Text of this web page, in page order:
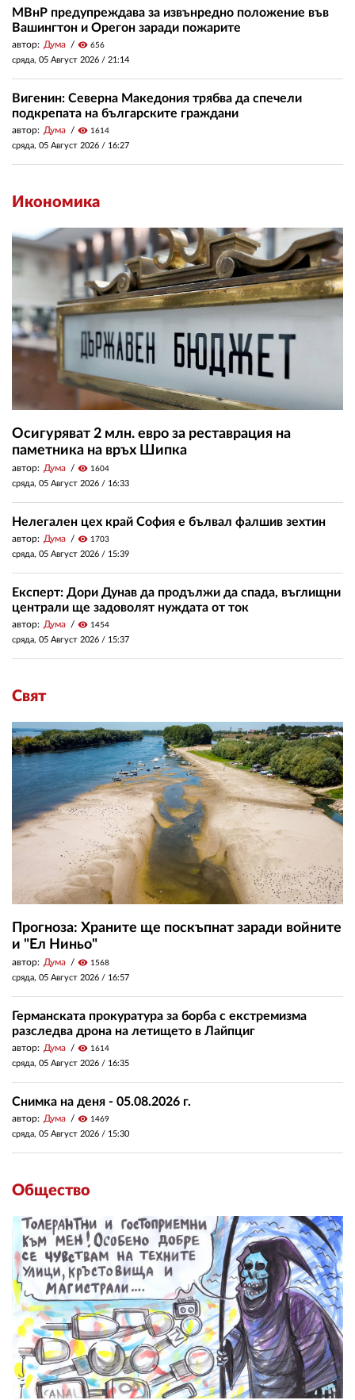
МВнР предупреждава за извънредно положение във
Вашингтон и Орегон заради пожарите
автор: Дума visibility 656
сряда, 05 Август 2026 / 21:14
Вигенин: Северна Македония трябва да спечели
подкрепата на българските граждани
автор: Дума visibility 1614
сряда, 05 Август 2026 / 16:27
Икономика
Осигуряват 2 млн. евро за реставрация на
паметника на връх Шипка
автор: Дума visibility 1604
сряда, 05 Август 2026 / 16:33
Нелегален цех край София е бълвал фалшив зехтин
автор: Дума visibility 1703
сряда, 05 Август 2026 / 15:39
Експерт: Дори Дунав да продължи да спада, въглищни
централи ще задоволят нуждата от ток
автор: Дума visibility 1454
сряда, 05 Август 2026 / 15:37
Свят
Прогноза: Храните ще поскъпнат заради войните
и "Ел Ниньо"
автор: Дума visibility 1568
сряда, 05 Август 2026 / 16:57
Германската прокуратура за борба с екстремизма
разследва дрона на летището в Лайпциг
автор: Дума visibility 1614
сряда, 05 Август 2026 / 16:35
Снимка на деня - 05.08.2026 г.
автор: Дума visibility 1469
сряда, 05 Август 2026 / 15:30
Общество